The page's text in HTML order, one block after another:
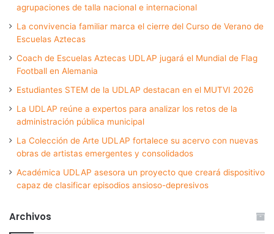
agrupaciones de talla nacional e internacional
La convivencia familiar marca el cierre del Curso de Verano de
Escuelas Aztecas
Coach de Escuelas Aztecas UDLAP jugará el Mundial de Flag
Football en Alemania
Estudiantes STEM de la UDLAP destacan en el MUTVI 2026
La UDLAP reúne a expertos para analizar los retos de la
administración pública municipal
La Colección de Arte UDLAP fortalece su acervo con nuevas
obras de artistas emergentes y consolidados
Académica UDLAP asesora un proyecto que creará dispositivo
capaz de clasificar episodios ansioso-depresivos
Archivos